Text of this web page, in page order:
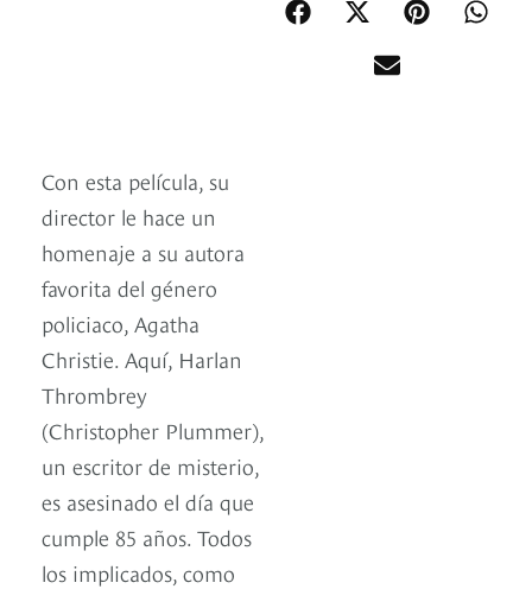
Con esta película, su
director le hace un
homenaje a su autora
favorita del género
policiaco, Agatha
Christie. Aquí, Harlan
Thrombrey
(Christopher Plummer),
un escritor de misterio,
es asesinado el día que
cumple 85 años. Todos
los implicados, como